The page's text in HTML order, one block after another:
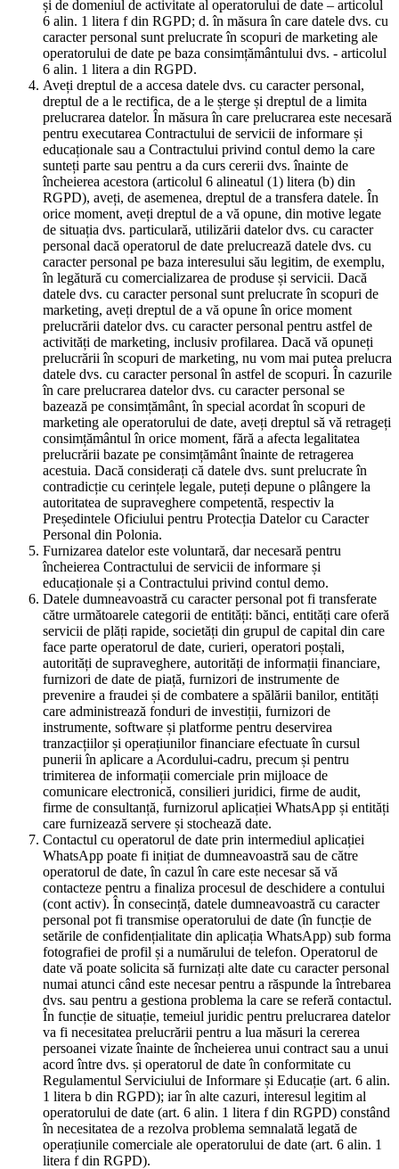
și de domeniul de activitate al operatorului de date – articolul
6 alin. 1 litera f din RGPD; d. în măsura în care datele dvs. cu
caracter personal sunt prelucrate în scopuri de marketing ale
operatorului de date pe baza consimțământului dvs. - articolul
6 alin. 1 litera a din RGPD.
Aveți dreptul de a accesa datele dvs. cu caracter personal,
dreptul de a le rectifica, de a le șterge și dreptul de a limita
prelucrarea datelor. În măsura în care prelucrarea este necesară
pentru executarea Contractului de servicii de informare și
educaționale sau a Contractului privind contul demo la care
sunteți parte sau pentru a da curs cererii dvs. înainte de
încheierea acestora (articolul 6 alineatul (1) litera (b) din
RGPD), aveți, de asemenea, dreptul de a transfera datele. În
orice moment, aveți dreptul de a vă opune, din motive legate
de situația dvs. particulară, utilizării datelor dvs. cu caracter
personal dacă operatorul de date prelucrează datele dvs. cu
caracter personal pe baza interesului său legitim, de exemplu,
în legătură cu comercializarea de produse și servicii. Dacă
datele dvs. cu caracter personal sunt prelucrate în scopuri de
marketing, aveți dreptul de a vă opune în orice moment
prelucrării datelor dvs. cu caracter personal pentru astfel de
activități de marketing, inclusiv profilarea. Dacă vă opuneți
prelucrării în scopuri de marketing, nu vom mai putea prelucra
datele dvs. cu caracter personal în astfel de scopuri. În cazurile
în care prelucrarea datelor dvs. cu caracter personal se
bazează pe consimțământ, în special acordat în scopuri de
marketing ale operatorului de date, aveți dreptul să vă retrageți
consimțământul în orice moment, fără a afecta legalitatea
prelucrării bazate pe consimțământ înainte de retragerea
acestuia. Dacă considerați că datele dvs. sunt prelucrate în
contradicție cu cerințele legale, puteți depune o plângere la
autoritatea de supraveghere competentă, respectiv la
Președintele Oficiului pentru Protecția Datelor cu Caracter
Personal din Polonia.
Furnizarea datelor este voluntară, dar necesară pentru
încheierea Contractului de servicii de informare și
educaționale și a Contractului privind contul demo.
Datele dumneavoastră cu caracter personal pot fi transferate
către următoarele categorii de entități: bănci, entități care oferă
servicii de plăți rapide, societăți din grupul de capital din care
face parte operatorul de date, curieri, operatori poștali,
autorități de supraveghere, autorități de informații financiare,
furnizori de date de piață, furnizori de instrumente de
prevenire a fraudei și de combatere a spălării banilor, entități
care administrează fonduri de investiții, furnizori de
instrumente, software și platforme pentru deservirea
tranzacțiilor și operațiunilor financiare efectuate în cursul
punerii în aplicare a Acordului-cadru, precum și pentru
trimiterea de informații comerciale prin mijloace de
comunicare electronică, consilieri juridici, firme de audit,
firme de consultanță, furnizorul aplicației WhatsApp și entități
care furnizează servere și stochează date.
Contactul cu operatorul de date prin intermediul aplicației
WhatsApp poate fi inițiat de dumneavoastră sau de către
operatorul de date, în cazul în care este necesar să vă
contacteze pentru a finaliza procesul de deschidere a contului
(cont activ). În consecință, datele dumneavoastră cu caracter
personal pot fi transmise operatorului de date (în funcție de
setările de confidențialitate din aplicația WhatsApp) sub forma
fotografiei de profil și a numărului de telefon. Operatorul de
date vă poate solicita să furnizați alte date cu caracter personal
numai atunci când este necesar pentru a răspunde la întrebarea
dvs. sau pentru a gestiona problema la care se referă contactul.
În funcție de situație, temeiul juridic pentru prelucrarea datelor
va fi necesitatea prelucrării pentru a lua măsuri la cererea
persoanei vizate înainte de încheierea unui contract sau a unui
acord între dvs. și operatorul de date în conformitate cu
Regulamentul Serviciului de Informare și Educație (art. 6 alin.
1 litera b din RGPD); iar în alte cazuri, interesul legitim al
operatorului de date (art. 6 alin. 1 litera f din RGPD) constând
în necesitatea de a rezolva problema semnalată legată de
operațiunile comerciale ale operatorului de date (art. 6 alin. 1
litera f din RGPD).